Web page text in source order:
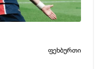
ფეხბურთი